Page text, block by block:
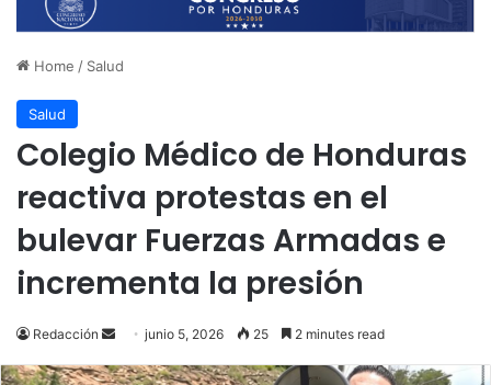
Home / Salud
Salud
Colegio Médico de Honduras
reactiva protestas en el
bulevar Fuerzas Armadas e
incrementa la presión
Redacción
Sendjunio 5, 2026 25 2 minutes read